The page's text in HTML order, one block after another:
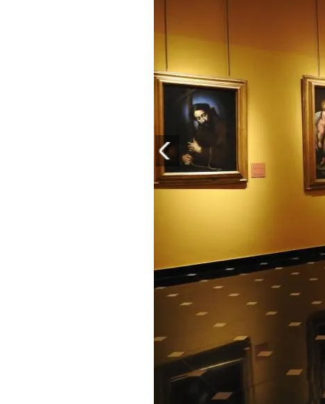
PLAYLIST
FOTO
CONCORSI
VIDEO
PRINCIPATO
MONACO